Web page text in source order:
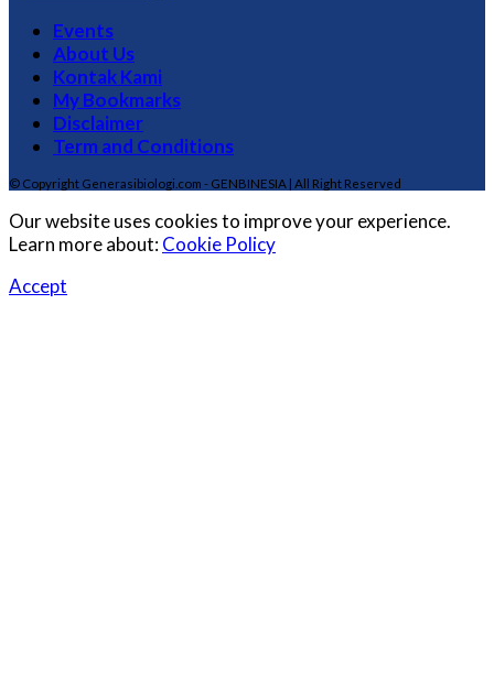
Events
About Us
Kontak Kami
My Bookmarks
Disclaimer
Term and Conditions
© Copyright Generasibiologi.com - GENBINESIA | All Right Reserved
Our website uses cookies to improve your experience.
Learn more about:Cookie Policy
Accept